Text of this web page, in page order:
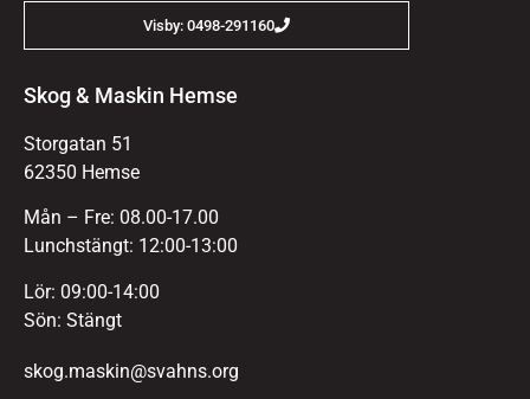
Visby: 0498-291160
Skog & Maskin Hemse
Storgatan 51
62350 Hemse
Mån – Fre: 08.00-17.00
Lunchstängt: 12:00-13:00
Lör: 09:00-14:00
Sön: Stängt
skog.maskin@svahns.org